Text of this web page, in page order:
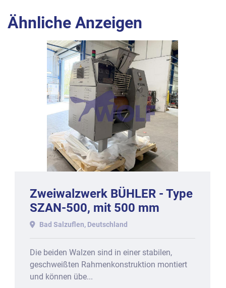
Ähnliche Anzeigen
Zweiwalzwerk BÜHLER - Type
SZAN-500, mit 500 mm
Arbeitsbreite.
Bad Salzuflen, Deutschland
Die beiden Walzen sind in einer stabilen,
geschweißten Rahmenkonstruktion montiert
und können übe...